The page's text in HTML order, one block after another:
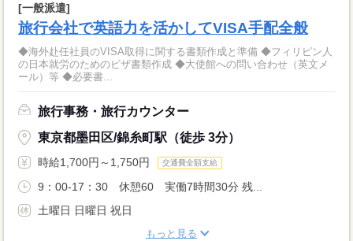
[一般派遣]
旅行会社で英語力を活かしてVISA手配全般
◆海外赴任社員のVISA取得に関する書類作成と準備 ◆フィリピン人
の日本就労のためのビザ書類作成 ◆大使館への問い合わせ（英文メ
ール）等 ◆必要書...
旅行事務・旅行カウンター
東京都墨田区/錦糸町駅（徒歩 3分）
時給1,700円～1,750円 交通費全額支給
9：00‐17：30 休憩60 実働7時間30分 残...
土曜日 日曜日 祝日
もっと見る